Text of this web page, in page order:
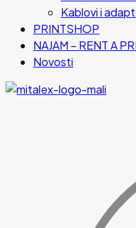
Kablovi i
PRINTSHOP
NAJAM – RENT A
Novosti